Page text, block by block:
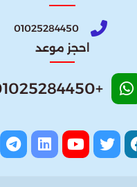
01025284450
احجز موعد
+201025284450